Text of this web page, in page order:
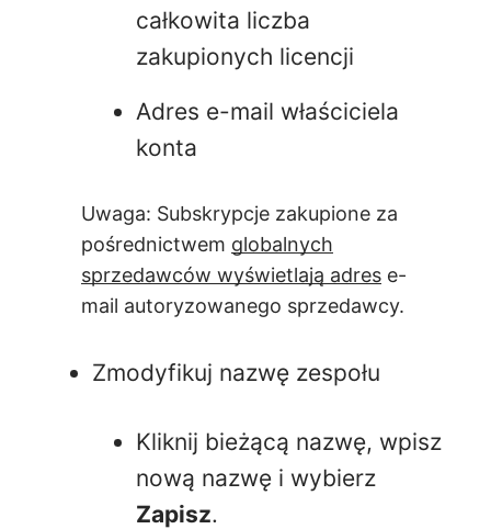
całkowita liczba
zakupionych licencji
Adres e-mail właściciela
konta
Uwaga: Subskrypcje zakupione za
pośrednictwem globalnych
sprzedawców wyświetlają adres e-
mail autoryzowanego sprzedawcy.
Zmodyfikuj nazwę zespołu
Kliknij bieżącą nazwę, wpisz
nową nazwę i wybierz
Zapisz.